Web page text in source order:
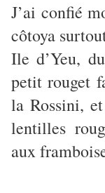
J’ai confié
côtoya
Ile d’Yeu,
petit rouget
la Rossini,
lentilles
aux